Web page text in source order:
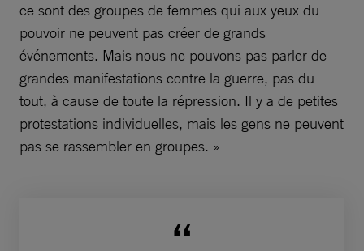
ce sont des groupes de femmes qui aux yeux du
pouvoir ne peuvent pas créer de grands
événements. Mais nous ne pouvons pas parler de
grandes manifestations contre la guerre, pas du
tout, à cause de toute la répression. Il y a de petites
protestations individuelles, mais les gens ne peuvent
pas se rassembler en groupes. »